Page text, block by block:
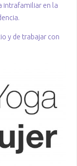
intrafamiliar en la
y de trabajar con